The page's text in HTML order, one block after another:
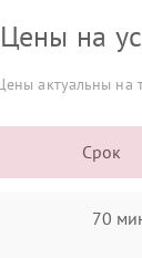
Цены на
актуальны на
Срок
70